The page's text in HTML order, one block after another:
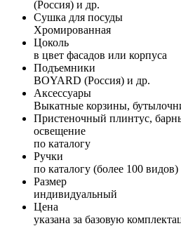
(Россия) и др.
Сушка для посуды
Хромированная
Цоколь
в цвет фасадов или корпуса
Подъемники
BOYARD (Россия) и др.
Аксессуары
Выкатные корзины,
Пристеночный плинтус,
освещение
по каталогу
Ручки
по каталогу (более 100 видов)
Размер
индивидуальный
Цена
указана за базовую